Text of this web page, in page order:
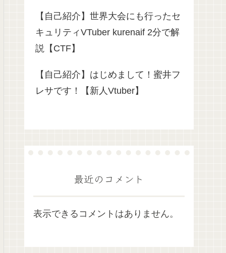
【自己紹介】世界大会にも行ったセ
キュリティVTuber kurenaif 2分で解
説【CTF】
【自己紹介】はじめまして！蜜井フ
レサです！【新人Vtuber】
最近のコメント
表示できるコメントはありません。